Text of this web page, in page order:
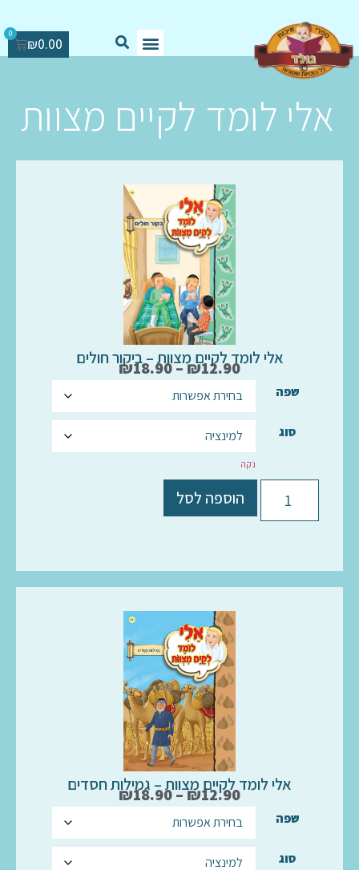
₪0.00
0
אלי לומד לקיים מצוות
אלי לומד לקיים מצוות – ביקור חולים
₪12.90
–
₪18.90
שפה
סוג
נקה
הוספה לסל
אלי לומד לקיים מצוות – גמילות חסדים
₪12.90
–
₪18.90
שפה
סוג